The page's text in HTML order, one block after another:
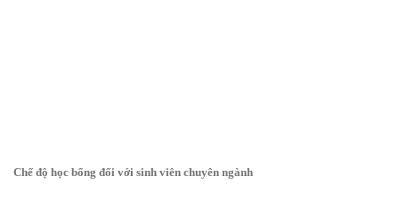
Chế độ học bổng đối với sinh viên chuyên ngành